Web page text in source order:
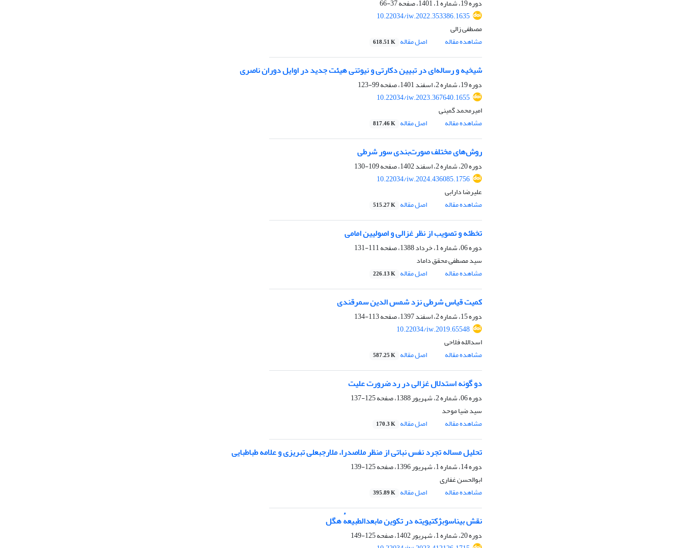
دوره 19، شماره 1، 1401، صفحه
37-66
10.22034/iw.2022.353386.1635
مصطفی زالی
مشاهده مقاله
اصل مقاله 618.51 K
شیخیه و رساله‌ای در تبیین دکارتی و نیوتنی هیئت جدید در اوایل دوران ناصری
دوره 19، شماره 2، اسفند 1401، صفحه
99-123
10.22034/iw.2023.367640.1655
امیرمحمد گمینی
مشاهده مقاله
اصل مقاله 817.46 K
روش‌های مختلف صورت‌بندی سور شرطی
دوره 20، شماره 2، اسفند 1402، صفحه
109-130
10.22034/iw.2024.436085.1756
علیرضا دارابی
مشاهده مقاله
اصل مقاله 515.27 K
تخطئه و تصویب از نظر غزالی و اصولیین امامی
دوره 06، شماره 1، خرداد 1388، صفحه
111-131
سید مصطفی محقق داماد
مشاهده مقاله
اصل مقاله 226.13 K
کمیت قیاس شرطی نزد شمس الدین سمرقندی
دوره 15، شماره 2، اسفند 1397، صفحه
113-134
10.22034/iw.2019.65548
اسدالله فلاحی
مشاهده مقاله
اصل مقاله 587.25 K
دو گونه استدلال غزالی در رد ضرورت علیت
دوره 06، شماره 2، شهریور 1388، صفحه
125-137
سید ضیا موحد
مشاهده مقاله
اصل مقاله 170.3 K
تحلیل مساله تجرد نفس نباتی از منظر ملاصدرا، ملارجبعلی تبریزی و علامه طباطبایی
دوره 14، شماره 1، شهریور 1396، صفحه
125-139
ابوالحسن غفاری
مشاهده مقاله
اصل مقاله 395.89 K
نقش بیناسوبژکتیویته در تکوین مابعدالطبیعهٔ هگل
دوره 20، شماره 1، شهریور 1402، صفحه
125-149